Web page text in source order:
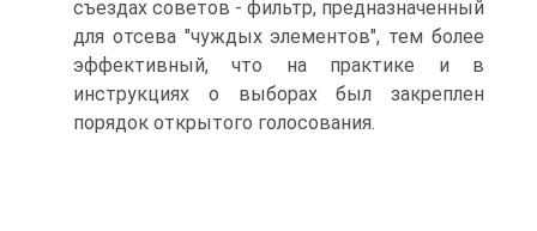
съездах советов - фильтр, предназначенный
для отсева "чуждых элементов", тем более
эффективный, что на практике и в
инструкциях о выборах был закреплен
порядок открытого голосования.